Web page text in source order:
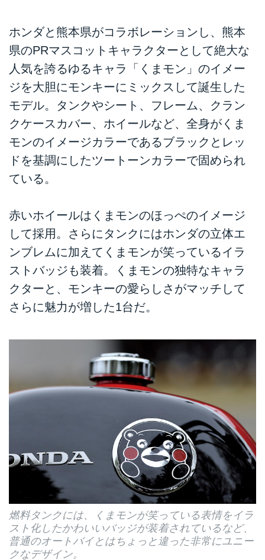
ホンダと熊本県がコラボレーションし、熊本
県のPRマスコットキャラクターとして絶大な
人気を誇るゆるキャラ「くまモン」のイメー
ジを大胆にモンキーにミックスして誕生した
モデル。タンクやシート、フレーム、クラン
クケースカバー、ホイールなど、全身がくま
モンのイメージカラーであるブラックとレッ
ドを基調にしたツートーンカラーで固められ
ている。
赤いホイールはくまモンのほっぺのイメージ
して採用。さらにタンクにはホンダの立体エ
ンブレムに加えてくまモンが笑っているイラ
ストバッジも装着。くまモンの独特なキャラ
クターと、モンキーの愛らしさがマッチして
さらに魅力が増した1台だ。
燃料タンクには、くまモンが笑っている表情をイラ
スト化したかわいいバッジが装着されているなど、
普通のオートバイとはちょっと違った非常にユニー
クなデザイン。